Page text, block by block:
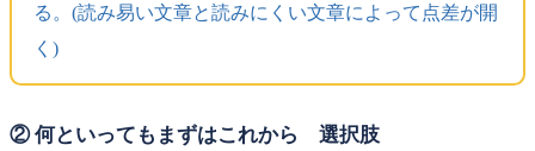
る。(読み易い文章と読みにくい文章によって点差が開
く)
② 何といってもまずはこれから 選択肢